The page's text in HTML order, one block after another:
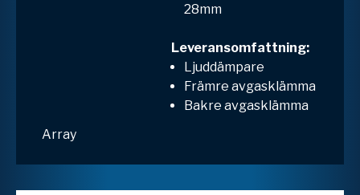
28mm
Leveransomfattning:
Ljuddämpare
Främre avgasklämma
Bakre avgasklämma
Array